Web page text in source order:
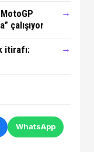
çalışıyor
→
itirafı:
→
WhatsApp